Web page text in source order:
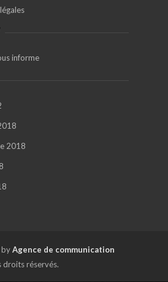
informe
2018
Agence de communication
droits réservés.